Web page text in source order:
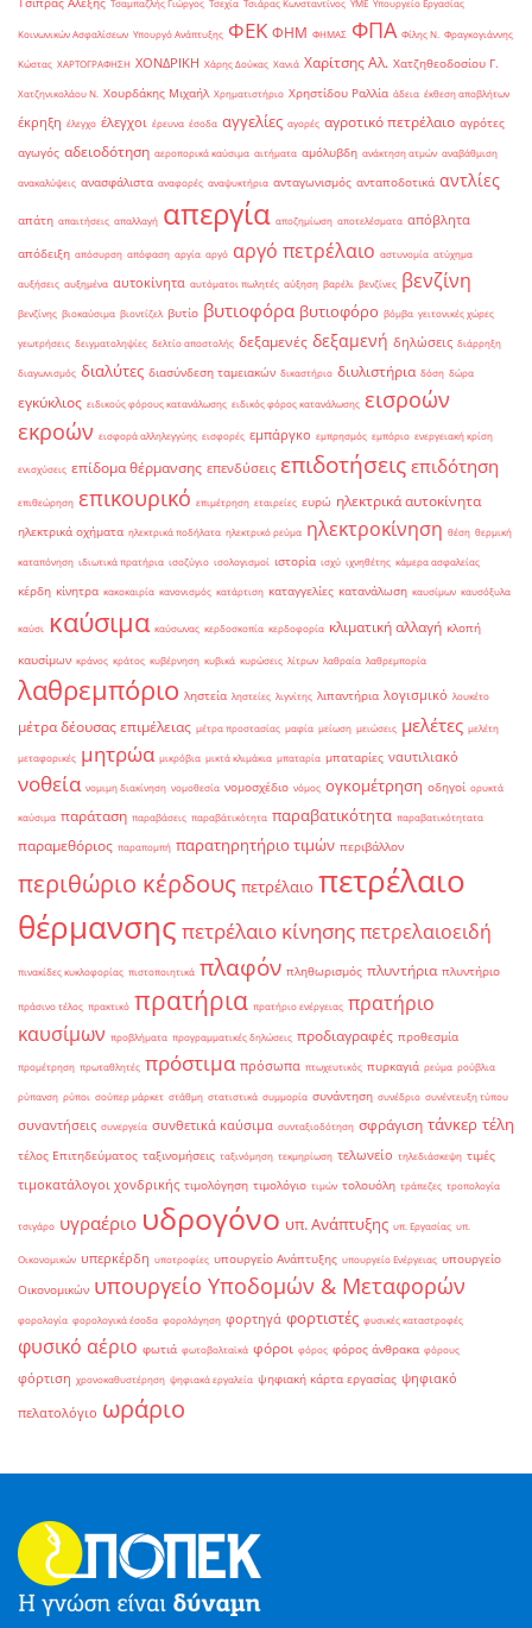
Τσαμπαζλής Γιώργος Τσεχία Τσιάρας Κωνσταντίνος ΥΜΕ Υπουργείο Εργασίας
Κοινωνικών Ασφαλίσεων Υπουργό Ανάπτυξης ΦΕΚ ΦΗΜ ΦΗΜΑΣ ΦΠΑ Φίλης Ν. Φραγκογιάννης
Κώστας ΧΑΡΤΟΓΡΑΦΗΣΗ ΧΟΝΔΡΙΚΗ Χάρης Δούκας Χανιά Χαρίτσης Αλ. Χατζηθεοδοσίου Γ.
Χατζηνικολάου Ν. Χουρδάκης Μιχαήλ Χρηματιστήριο Χρηστίδου Ραλλία άδεια έκθεση αποβλήτων
έκρηξη έλεγχο έλεγχοι έρευνα έσοδα αγγελίες αγορές αγροτικό πετρέλαιο αγρότες
αγωγός αδειοδότηση αεροπορικά καύσιμα αιτήματα αμόλυβδη ανάκτηση ατμών αναβάθμιση
ανακαλύψεις ανασφάλιστα αναφορές αναψυκτήρια ανταγωνισμός ανταποδοτικά αντλίες
απάτη απαιτήσεις απαλλαγή απεργία αποζημίωση αποτελέσματα απόβλητα
απόδειξη απόσυρση απόφαση αργία αργό αργό πετρέλαιο αστυνομία ατύχημα
αυξήσεις αυξημένα αυτοκίνητα αυτόματοι πωλητές αύξηση βαρέλι βενζίνες βενζίνη
βενζίνης βιοκαύσιμα βιοντίζελ βυτίο βυτιοφόρα βυτιοφόρο βόμβα γειτονικές χώρες
γεωτρήσεις δειγματοληψίες δελτίο αποστολής δεξαμενές δεξαμενή δηλώσεις διάρρηξη
διαγωνισμός διαλύτες διασύνδεση ταμειακών δικαστήριο διυλιστήρια δόση δώρα
εγκύκλιος ειδικούς φόρους κατανάλωσης ειδικός φόρος κατανάλωσης εισροών
εκροών εισφορά αλληλεγγύης εισφορές εμπάργκο εμπρησμός εμπόριο ενεργειακή κρίση
ενισχύσεις επίδομα θέρμανσης επενδύσεις επιδοτήσεις επιδότηση
επιθεώρηση επικουρικό επιμέτρηση εταιρείες ευρώ ηλεκτρικά αυτοκίνητα
ηλεκτρικά οχήματα ηλεκτρικά ποδήλατα ηλεκτρικό ρεύμα ηλεκτροκίνηση θέση θερμική
καταπόνηση ιδιωτικά πρατήρια ισοζύγιο ισολογισμοί ιστορία ισχύ ιχνηθέτης κάμερα ασφαλείας
κέρδη κίνητρα κακοκαιρία κανονισμός κατάρτιση καταγγελίες κατανάλωση καυσίμων καυσόξυλα
καύσι καύσιμα καύσωνας κερδοσκοπία κερδοφορία κλιματική αλλαγή κλοπή
καυσίμων κράνος κράτος κυβέρνηση κυβικά κυρώσεις λίτρων λαθραία λαθρεμπορία
λαθρεμπόριο ληστεία ληστείες λιγνίτης λιπαντήρια λογισμικό λουκέτο
μέτρα δέουσας επιμέλειας μέτρα προστασίας μαφία μείωση μειώσεις μελέτες μελέτη
μεταφορικές μητρώα μικρόβια μικτά κλιμάκια μπαταρία μπαταρίες ναυτιλιακό
νοθεία νομιμη διακίνηση νομοθεσία νομοσχέδιο νόμος ογκομέτρηση οδηγοί ορυκτά
καύσιμα παράταση παραβάσεις παραβάτικότητα παραβατικότητα παραβατικότητατα
παραμεθόριος παραπομπή παρατηρητήριο τιμών περιβάλλον
περιθώριο κέρδους πετρέλαιο πετρέλαιο
θέρμανσης πετρέλαιο κίνησηςπετρελαιοειδή
πινακίδες κυκλοφορίας πιστοποιητικά πλαφόν πληθωρισμός πλυντήρια πλυντήριο
πράσινο τέλος πρακτικό πρατήρια πρατήριο ενέργειας πρατήριο
καυσίμων προβλήματα προγραμματικές δηλώσεις προδιαγραφές προθεσμία
προμέτρηση πρωταθλητές πρόστιμα πρόσωπα πτωχευτικός πυρκαγιά ρεύμα ρούβλια
ρύπανση ρύποι σούπερ μάρκετ στάθμη στατιστικά συμμορία συνάντηση συνέδριο συνέντευξη τύπου
συναντήσεις συνεργεία συνθετικά καύσιμα συνταξιοδότηση σφράγιση τάνκερ τέλη
τέλος Επιτηδεύματος ταξινομήσεις ταξινόμηση τεκμηρίωση τελωνείο τηλεδιάσκεψη τιμές
τιμοκατάλογοι χονδρικής τιμολόγηση τιμολόγιο τιμών τολουόλη τράπεζες τροπολογία
τσιγάρο υγραέριο υδρογόνο υπ. Ανάπτυξης υπ. Εργασίας υπ.
Οικονομικών υπερκέρδη υποτροφίες υπουργείο Ανάπτυξης υπουργείο Ενέργειας υπουργείο
Οικονομικών υπουργείο Υποδομών & Μεταφορών
φορολογία φορολογικά έσοδα φορολόγηση φορτηγά φορτιστές φυσικές καταστροφές
φυσικό αέριο φωτιά φωτοβολταϊκά φόροι φόρος φόρος άνθρακα φόρους
φόρτιση χρονοκαθυστέρηση ψηφιακά εργαλεία ψηφιακή κάρτα εργασίας ψηφιακό
πελατολόγιο ωράριο